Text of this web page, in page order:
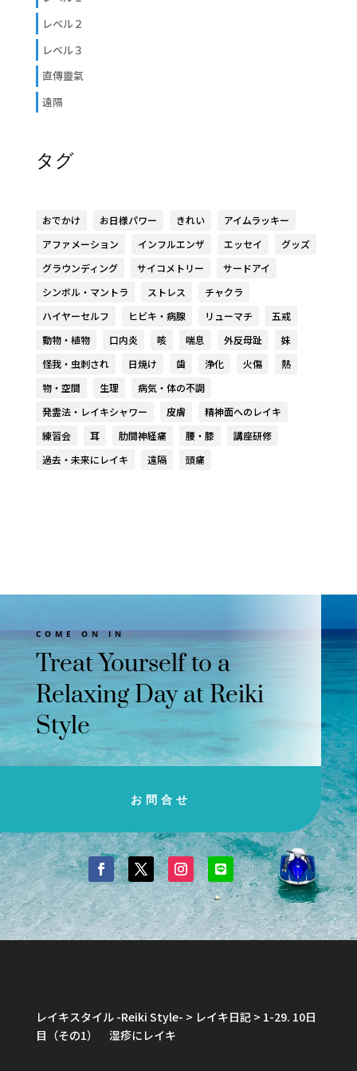
レベル２
レベル３
直傳靈氣
遠隔
タグ
おでかけ お日様パワー きれい
アイムラッキー
アファメーション
インフルエンザ エッセイ
グッズ
グラウンディング
サイコメトリー
サードアイ
シンボル・マントラ
ストレス
チャクラ
ハイヤーセルフ
ヒビキ・病腺 リューマチ
五戒
動物・植物
口内炎 咳 喘息 外反母趾
妹
怪我・虫刺され
日焼け 歯 浄化 火傷
熱
物・空間
生理
病気・体の不調
発霊法・レイキシャワー
皮膚
精神面へのレイキ
練習会
耳 肋間神経痛 腰・膝
講座研修
過去・未来にレイキ
遠隔 頭痛
COME ON IN
Treat Yourself to a
Relaxing Day at Reiki
Style
お問合せ
レイキスタイル -Reiki Style- > レイキ日記> 1-29. 10日
目（その1） 湿疹にレイキ